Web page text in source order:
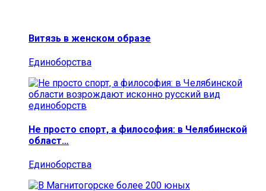
Витязь в женском образе
Единоборства
Не просто спорт, а философия: в Челябинской
област…
Единоборства